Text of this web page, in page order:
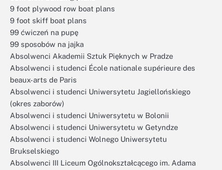
9 foot plywood row boat plans
9 foot skiff boat plans
99 ćwiczeń na pupę
99 sposobów na jajka
Absolwenci Akademii Sztuk Pięknych w Pradze
Absolwenci i studenci École nationale supérieure des
beaux-arts de Paris
Absolwenci i studenci Uniwersytetu Jagiellońskiego
(okres zaborów)
Absolwenci i studenci Uniwersytetu w Bolonii
Absolwenci i studenci Uniwersytetu w Getyndze
Absolwenci i studenci Wolnego Uniwersytetu
Brukselskiego
Absolwenci III Liceum Ogólnokształcącego im. Adama